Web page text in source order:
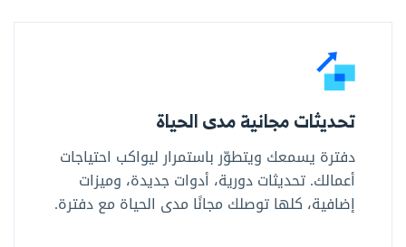
تحديثات مجانية مدى الحياة
دفترة يسمعك ويتطوّر باستمرار ليواكب احتياجات
أعمالك. تحديثات دورية، أدوات جديدة، وميزات
إضافية، كلها توصلك مجانًا مدى الحياة مع دفترة.